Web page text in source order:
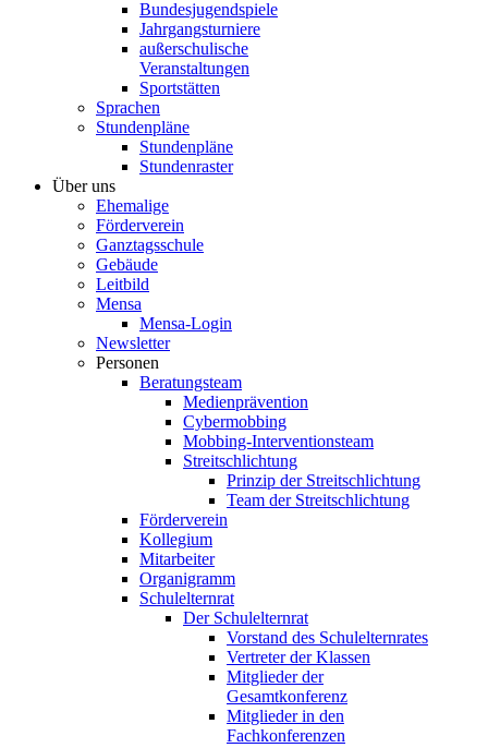
Bundesjugendspiele
Jahrgangsturniere
außerschulische
Veranstaltungen
Sportstätten
Sprachen
Stundenpläne
Stundenpläne
Stundenraster
Über uns
Ehemalige
Förderverein
Ganztagsschule
Gebäude
Leitbild
Mensa
Mensa-Login
Newsletter
Personen
Beratungsteam
Medienprävention
Cybermobbing
Mobbing-Interventionsteam
Streitschlichtung
Prinzip der Streitschlichtung
Team der Streitschlichtung
Förderverein
Kollegium
Mitarbeiter
Organigramm
Schulelternrat
Der Schulelternrat
Vorstand des Schulelternrates
Vertreter der Klassen
Mitglieder der
Gesamtkonferenz
Mitglieder in den
Fachkonferenzen